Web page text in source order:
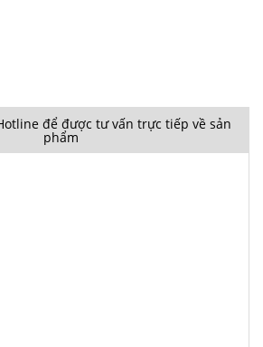
để được tư vấn trực tiếp về sản
phẩm